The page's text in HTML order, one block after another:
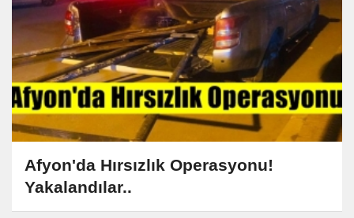
Afyon'da Hırsızlık Operasyonu!
Yakalandılar..